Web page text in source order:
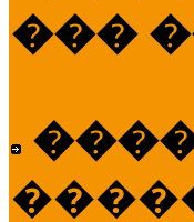
���